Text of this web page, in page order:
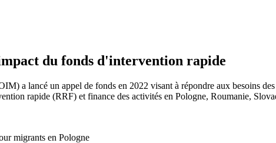
du fonds d'intervention rapide
a lancé un appel de fonds en 2022 visant à répondre aux besoins
rapide (RRF) et finance des activités en Pologne, Roumanie,
migrants en Pologne